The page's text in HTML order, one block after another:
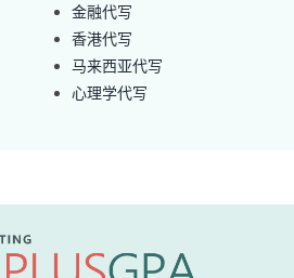
金融代写
香港代写
马来西亚代写
心理学代写